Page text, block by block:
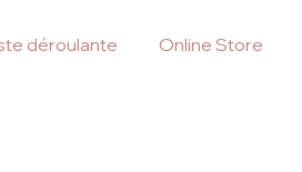
déroulante Online Store